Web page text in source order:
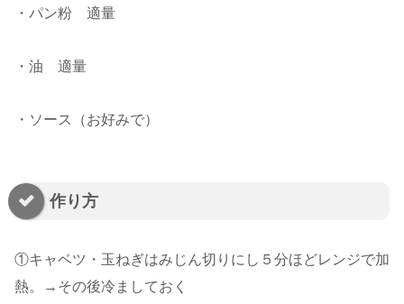
・パン粉 適量
・油 適量
・ソース（お好みで）
作り方
①キャベツ・玉ねぎはみじん切りにし５分ほどレンジで加
熱。→その後冷ましておく